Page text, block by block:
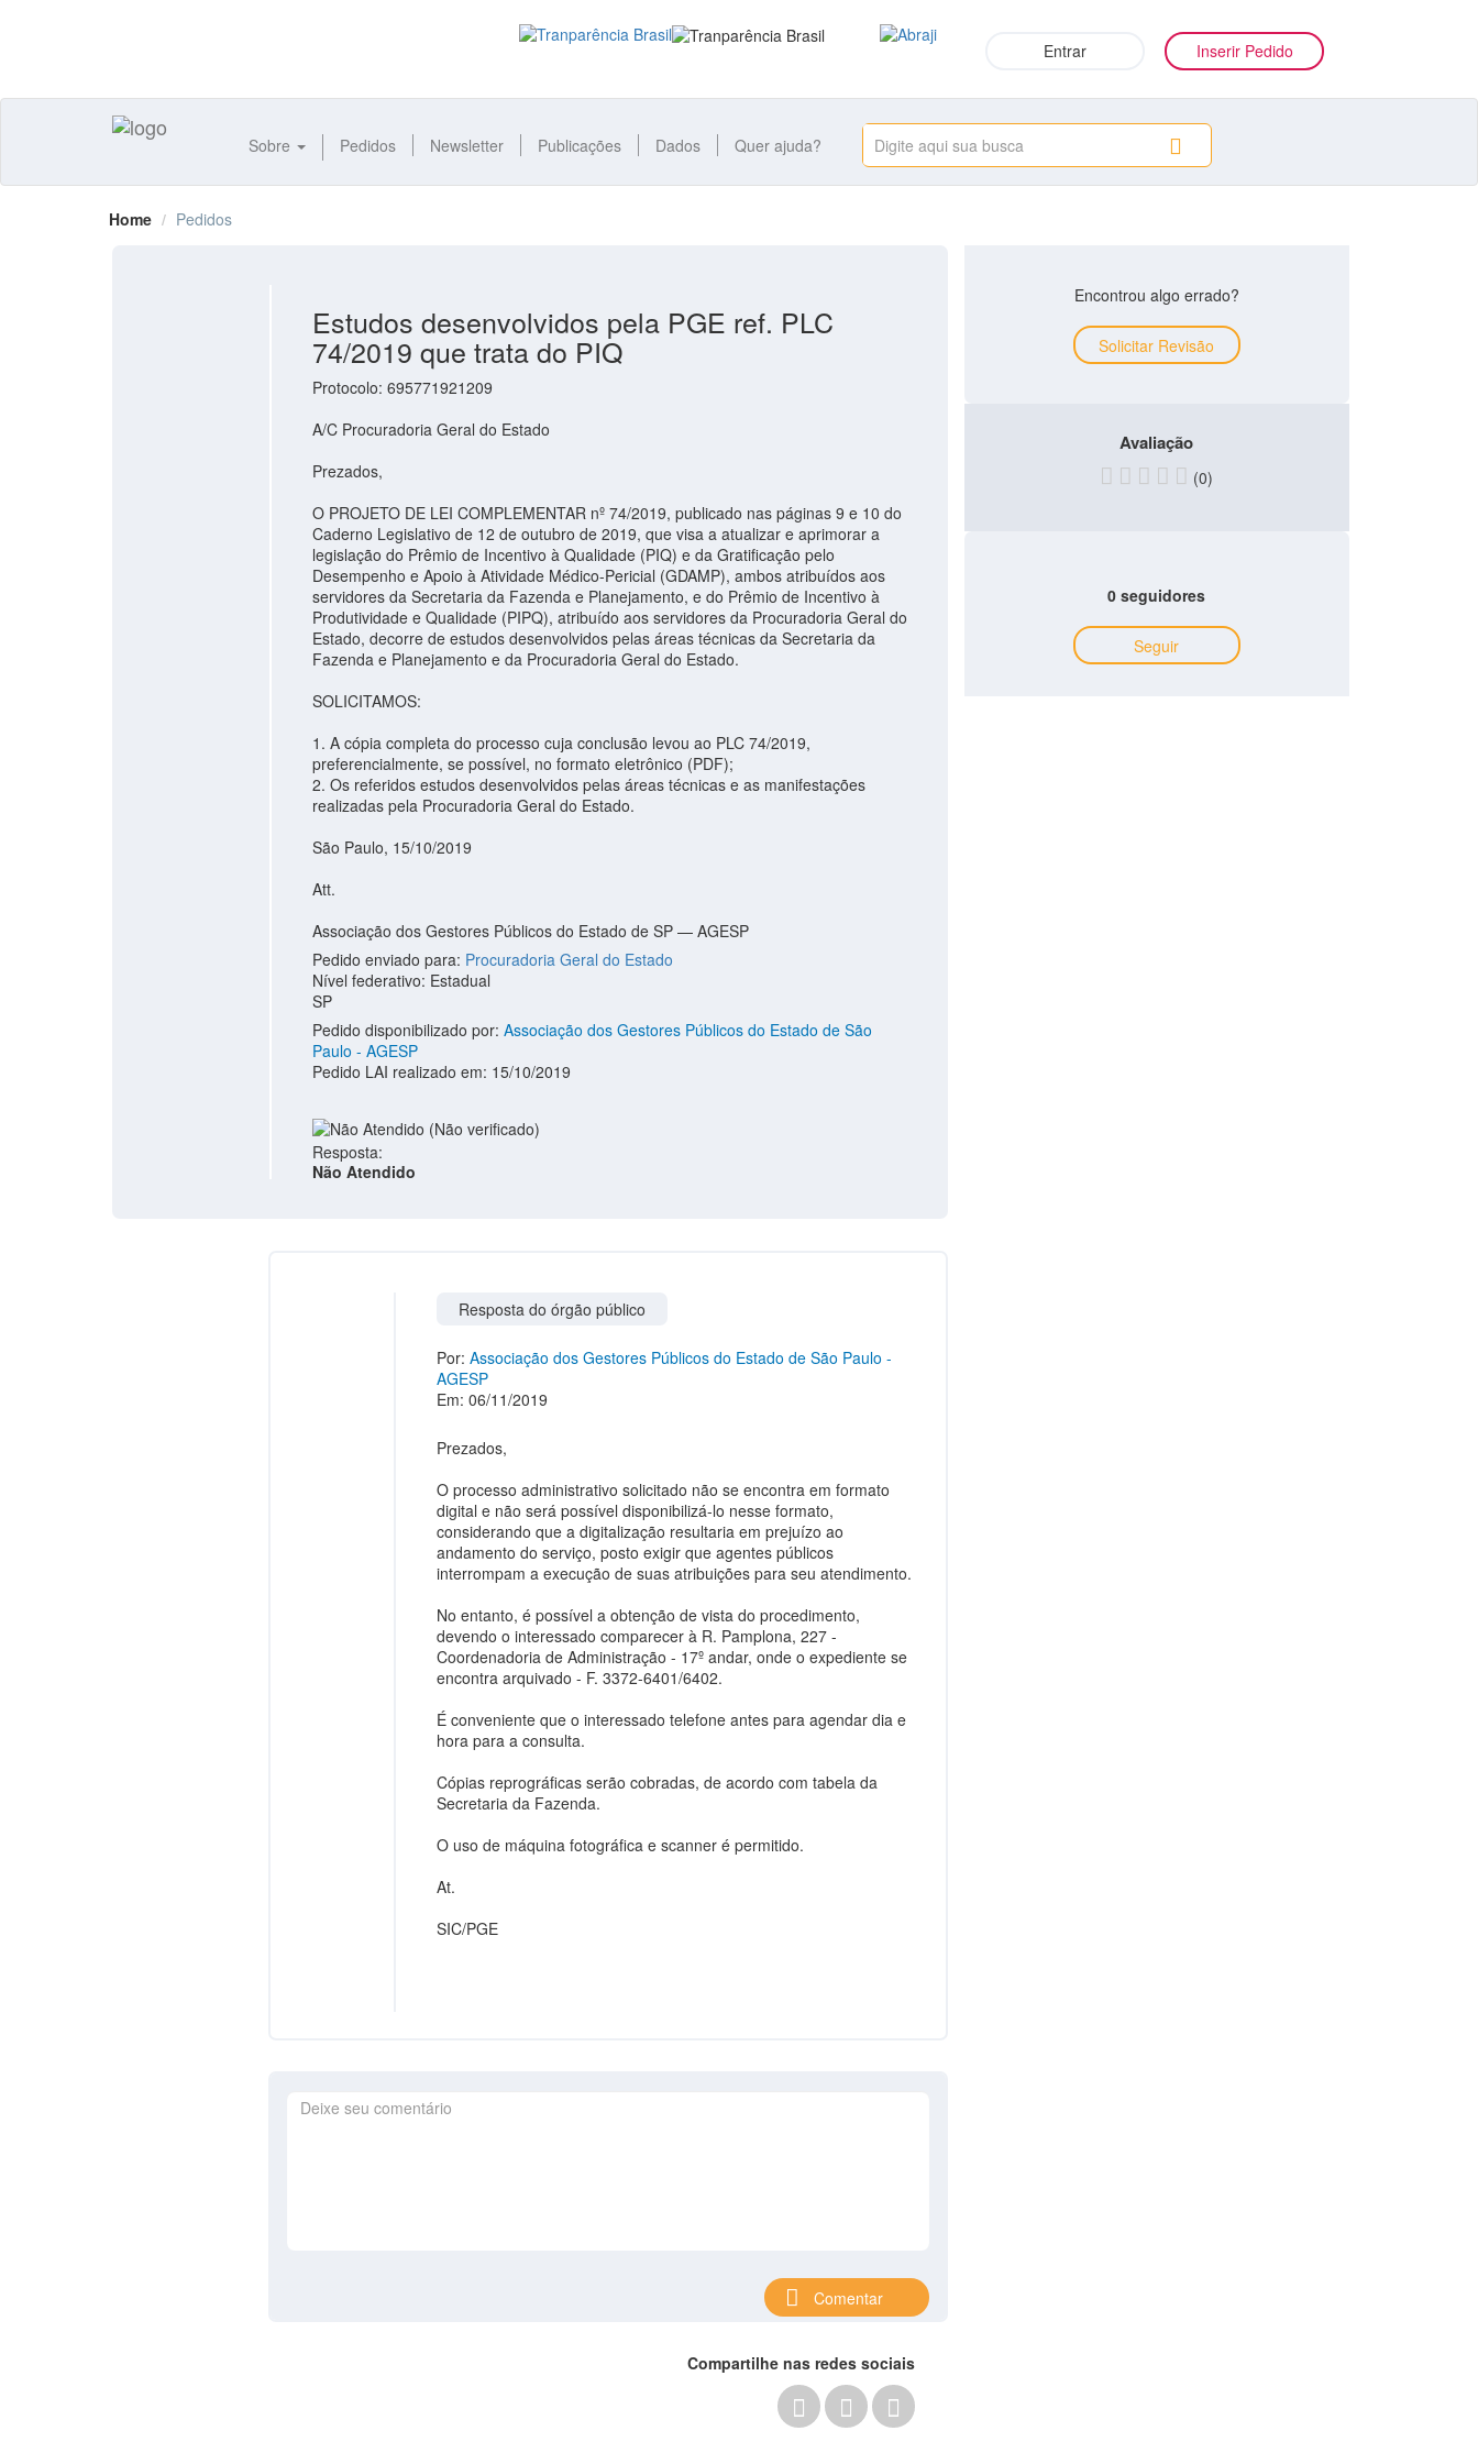
Entrar Inserir Pedido
Sobre Pedidos Newsletter Publicações Dados Quer ajuda?
Home Pedidos
Estudos desenvolvidos pela PGE ref. PLC
74/2019 que trata do PIQ
Protocolo: 695771921209
A/C Procuradoria Geral do Estado
Prezados,
O PROJETO DE LEI COMPLEMENTAR nº 74/2019, publicado nas páginas 9 e 10 do
Caderno Legislativo de 12 de outubro de 2019, que visa a atualizar e aprimorar a
legislação do Prêmio de Incentivo à Qualidade (PIQ) e da Gratificação pelo
Desempenho e Apoio à Atividade Médico-Pericial (GDAMP), ambos atribuídos aos
servidores da Secretaria da Fazenda e Planejamento, e do Prêmio de Incentivo à
Produtividade e Qualidade (PIPQ), atribuído aos servidores da Procuradoria Geral do
Estado, decorre de estudos desenvolvidos pelas áreas técnicas da Secretaria da
Fazenda e Planejamento e da Procuradoria Geral do Estado.
SOLICITAMOS:
1. A cópia completa do processo cuja conclusão levou ao PLC 74/2019,
preferencialmente, se possível, no formato eletrônico (PDF);
2. Os referidos estudos desenvolvidos pelas áreas técnicas e as manifestações
realizadas pela Procuradoria Geral do Estado.
São Paulo, 15/10/2019
Att.
Associação dos Gestores Públicos do Estado de SP — AGESP
Pedido enviado para: Procuradoria Geral do Estado
Nível federativo: Estadual
SP
Pedido disponibilizado por: Associação dos Gestores Públicos do Estado de São
Paulo - AGESP
Pedido LAI realizado em: 15/10/2019
Resposta:
Não Atendido
Resposta do órgão público
Por:Associação dos Gestores Públicos do Estado de São Paulo -
AGESP
Em: 06/11/2019
Prezados,
O processo administrativo solicitado não se encontra em formato
digital e não será possível disponibilizá-lo nesse formato,
considerando que a digitalização resultaria em prejuízo ao
andamento do serviço, posto exigir que agentes públicos
interrompam a execução de suas atribuições para seu atendimento.
No entanto, é possível a obtenção de vista do procedimento,
devendo o interessado comparecer à R. Pamplona, 227 -
Coordenadoria de Administração - 17º andar, onde o expediente se
encontra arquivado - F. 3372-6401/6402.
É conveniente que o interessado telefone antes para agendar dia e
hora para a consulta.
Cópias reprográficas serão cobradas, de acordo com tabela da
Secretaria da Fazenda.
O uso de máquina fotográfica e scanner é permitido.
At.
SIC/PGE
Comentar
Encontrou algo errado?
Solicitar Revisão
Avaliação
(0)
0 seguidores
Seguir
Compartilhe nas redes sociais